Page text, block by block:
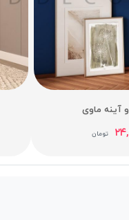
آینه ماوی
تومان